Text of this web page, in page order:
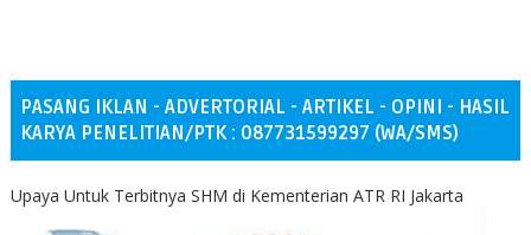
PASANG IKLAN - ADVERTORIAL - ARTIKEL - OPINI - HASIL
KARYA PENELITIAN/PTK : 087731599297 (WA/SMS)
Upaya Untuk Terbitnya SHM di Kementerian ATR RI Jakarta